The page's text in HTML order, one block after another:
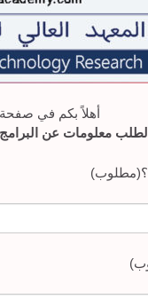
أهلاً بكم في
لطلب معلومات عن البرامج..